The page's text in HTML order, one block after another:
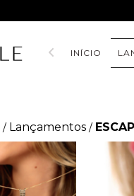
INÍCIO
/ Lançamentos /